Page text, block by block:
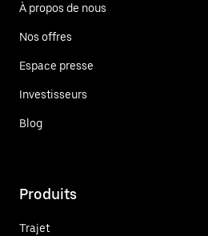
À propos de nous
Nos offres
Espace presse
Investisseurs
Blog
Produits
Trajet